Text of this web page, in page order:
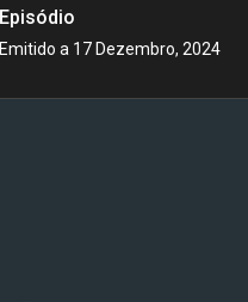
Episódio
Emitido a 17 Dezembro, 2024